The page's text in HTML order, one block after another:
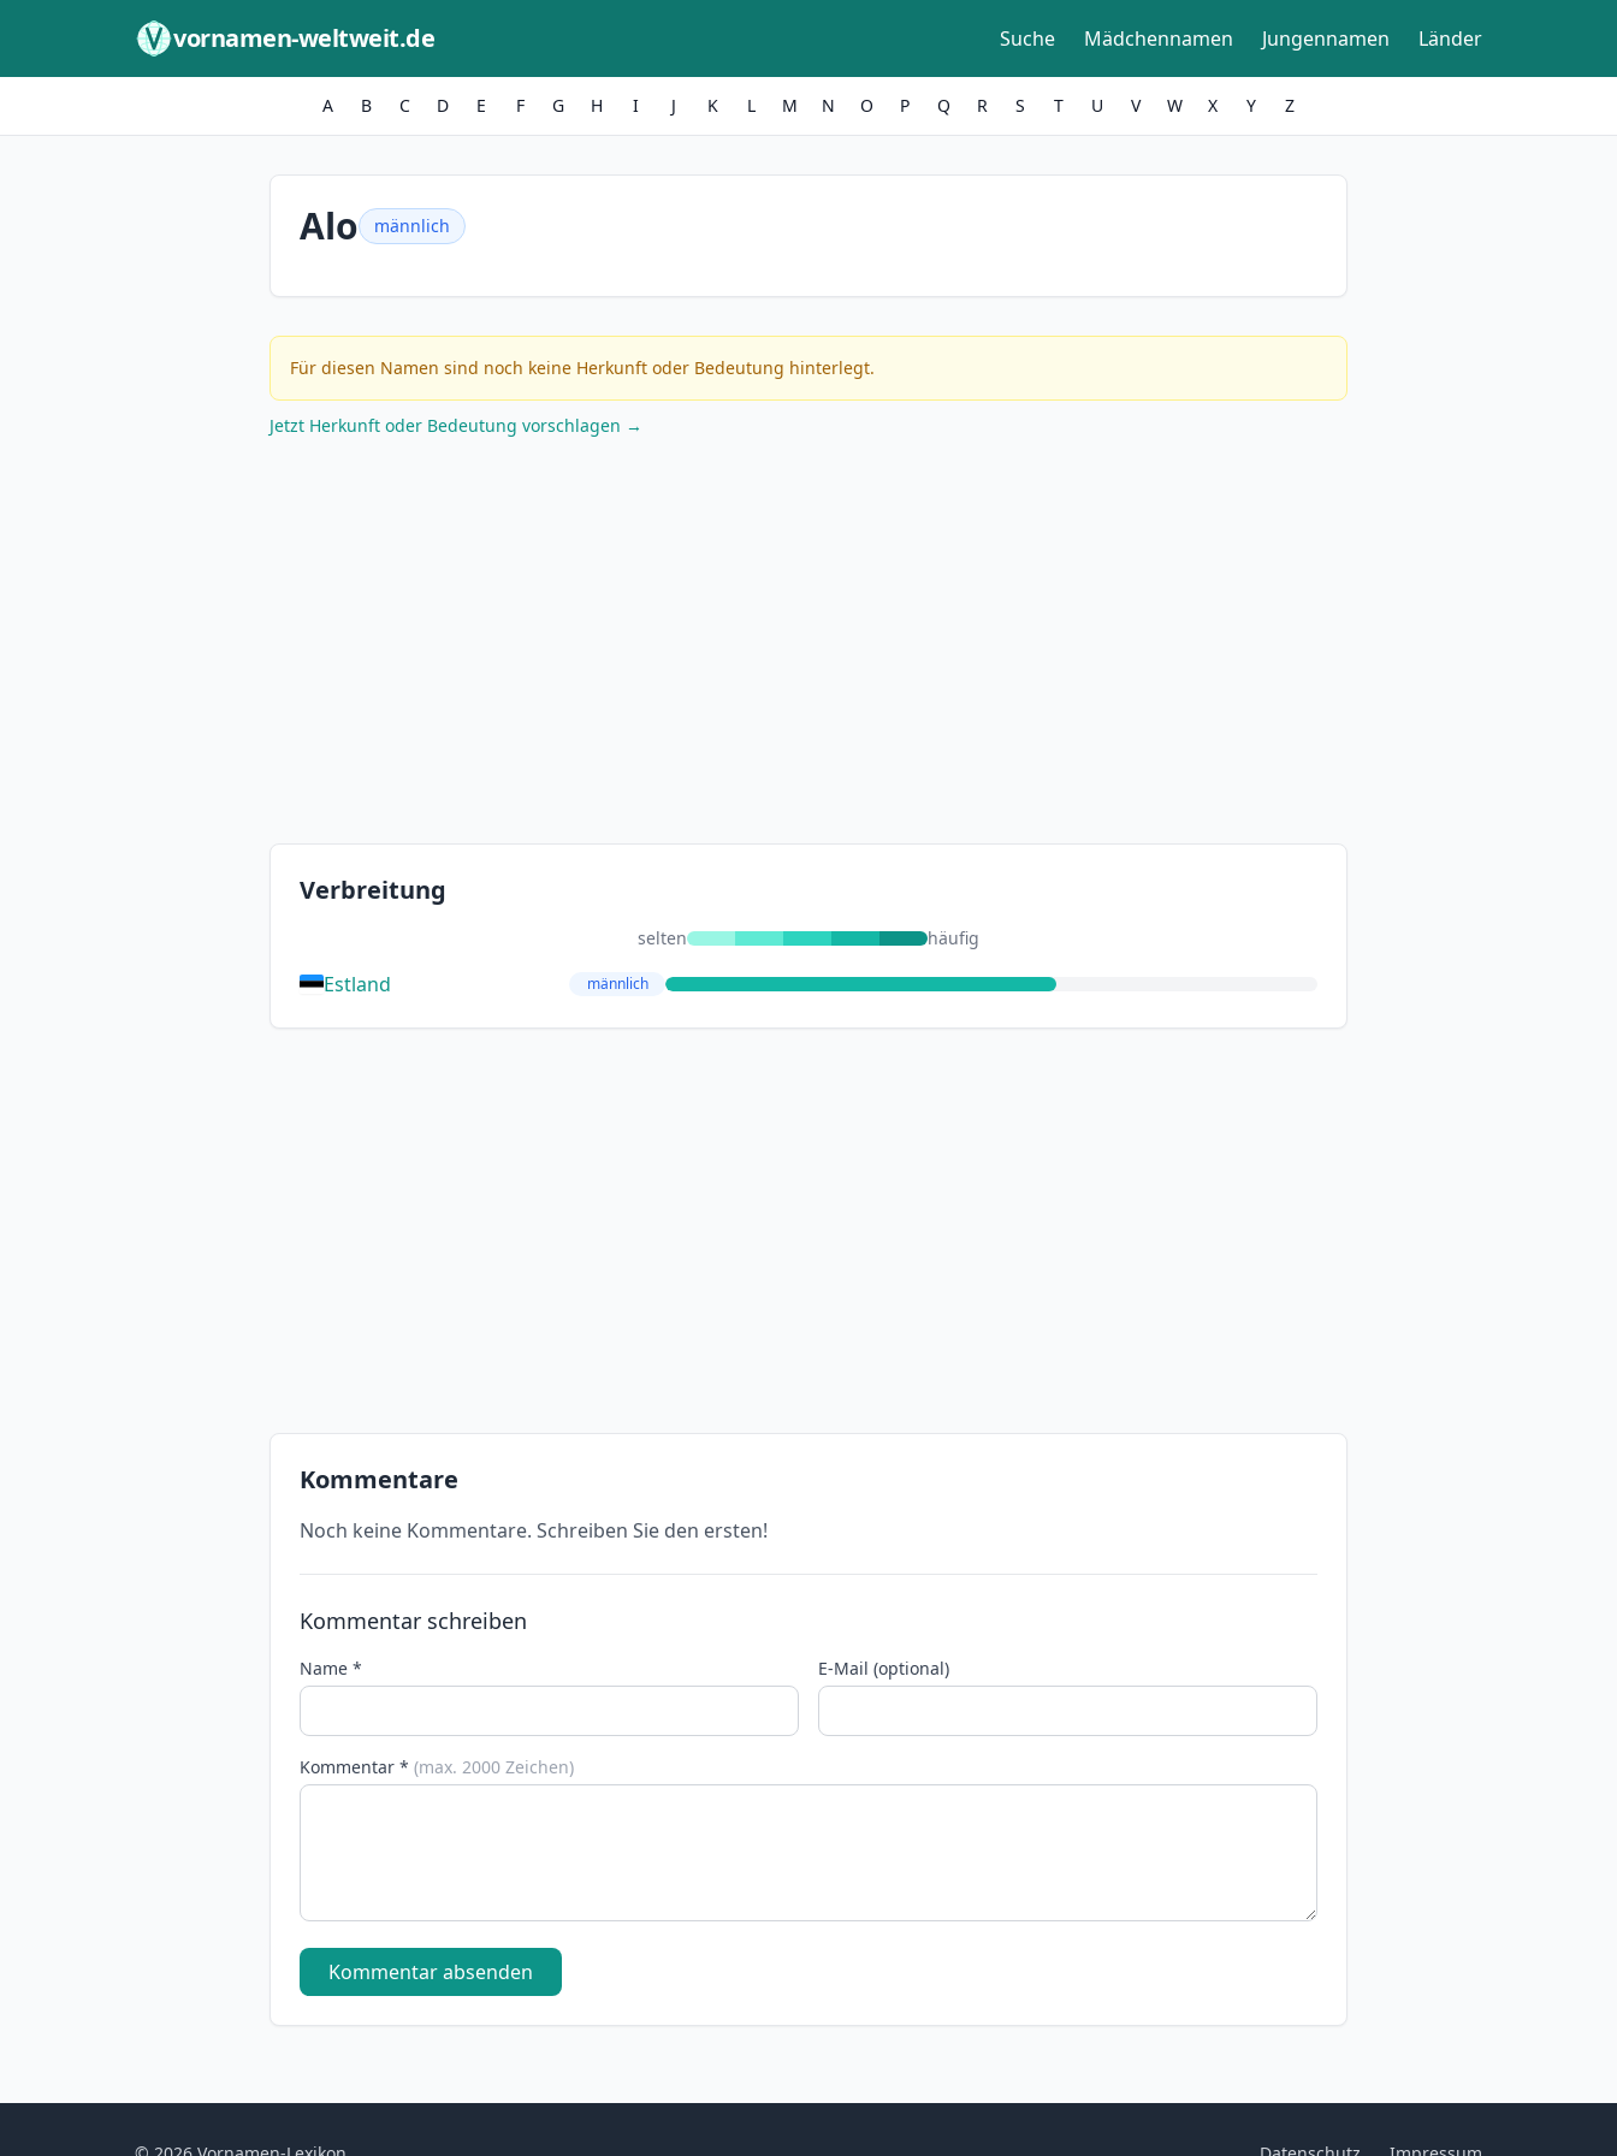
vornamen-weltweit.de Suche Mädchennamen Jungennamen Länder
A B C D E F G H I J K L M N O P Q R S T U V W X Y Z
Alo männlich
Für diesen Namen sind noch keine Herkunft oder Bedeutung hinterlegt.
Jetzt Herkunft oder Bedeutung vorschlagen →
Verbreitung
selten häufig
Estland männlich
Kommentare
Noch keine Kommentare. Schreiben Sie den ersten!
Kommentar schreiben
Name * E-Mail (optional)
Kommentar * (max. 2000 Zeichen)
Kommentar absenden